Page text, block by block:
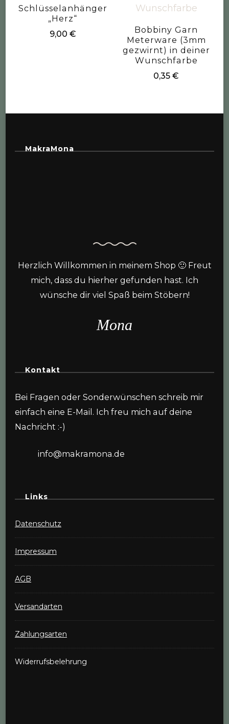
Schlüsselanhänger
„Herz“
9,00 €
Bobbiny Garn
Meterware (3mm
gezwirnt) in deiner
Wunschfarbe
0,35€
MakraMona
Herzlich Willkommen in meinem Shop 🙂 Freut
mich, dass du hierher gefunden hast. Ich
wünsche dir viel Spaß beim Stöbern!
Mona
Kontakt
Bei Fragen oder Sonderwünschen schreib mir
einfach eine E-Mail. Ich freu mich auf deine
Nachricht :-)
info@makramona.de
Links
Datenschutz
Impressum
AGB
Versandarten
Zahlungsarten
Widerrufsbelehrung